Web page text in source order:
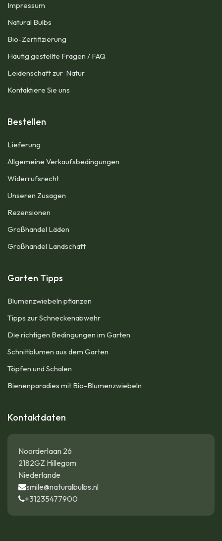
Impressum​
Natural Bulbs
Bio-Zertifizierung
Häufig gestellte Fragen / FAQ
Leidenschaft zur Natur
Kontaktiere Sie uns
Bestellen
Lieferung
Allgemeine Verkaufsbedingungen​
Widerrufsrecht
Unseren Zusagen
Rezensionen​
Großhandel Läden
Großhandel Landschaft
Garten Tipps
Blumenzwiebeln pflanzen
Tipps zur Schneckenabwehr
Die richtigen Bedingungen im Garten
Schnittblumen aus dem Garten
Töpfen und Schalen
Bienenparadies mit Bio-Blumenzwiebeln
Kontaktdaten
Noorderlaan 26
2182GZ Hillegom
Niederlande
smile@naturalbulbs.nl
+31235477900